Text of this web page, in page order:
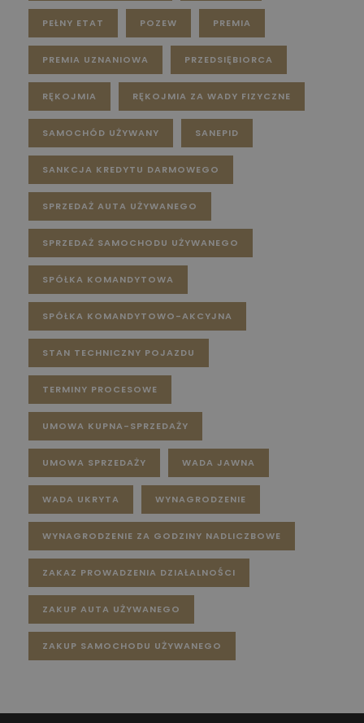
PEŁNY ETAT POZEW PREMIA
PREMIA UZNANIOWA PRZEDSIĘBIORCA
RĘKOJMIA RĘKOJMIA ZA WADY FIZYCZNE
SAMOCHÓD UŻYWANY SANEPID
SANKCJA KREDYTU DARMOWEGO
SPRZEDAŻ AUTA UŻYWANEGO
SPRZEDAŻ SAMOCHODU UŻYWANEGO
SPÓŁKA KOMANDYTOWA
SPÓŁKA KOMANDYTOWO-AKCYJNA
STAN TECHNICZNY POJAZDU
TERMINY PROCESOWE
UMOWA KUPNA-SPRZEDAŻY
UMOWA SPRZEDAŻY WADA JAWNA
WADA UKRYTA WYNAGRODZENIE
WYNAGRODZENIE ZA GODZINY NADLICZBOWE
ZAKAZ PROWADZENIA DZIAŁALNOŚCI
ZAKUP AUTA UŻYWANEGO
ZAKUP SAMOCHODU UŻYWANEGO